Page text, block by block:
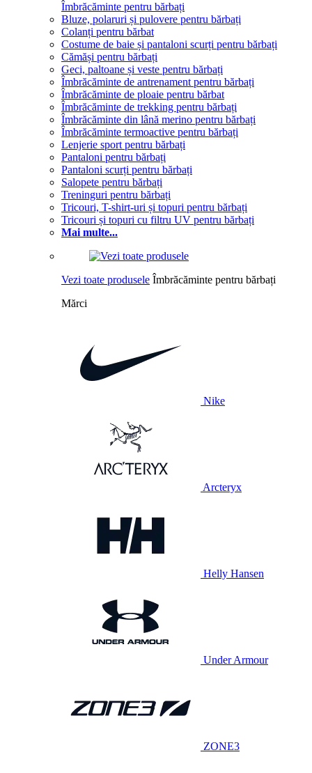
Îmbrăcăminte pentru bărbați
Bluze, polaruri și pulovere pentru bărbați
Colanți pentru bărbat
Costume de baie și pantaloni scurți pentru bărbați
Cămăși pentru bărbați
Geci, paltoane și veste pentru bărbați
Îmbrăcăminte de antrenament pentru bărbați
Îmbrăcăminte de ploaie pentru bărbat
Îmbrăcăminte de trekking pentru bărbați
Îmbrăcăminte din lână merino pentru bărbați
Îmbrăcăminte termoactive pentru bărbați
Lenjerie sport pentru bărbați
Pantaloni pentru bărbați
Pantaloni scurți pentru bărbați
Salopete pentru bărbați
Treninguri pentru bărbați
Tricouri, T-shirt-uri și topuri pentru bărbați
Tricouri și topuri cu filtru UV pentru bărbați
Mai multe...
Vezi toate produsele Îmbrăcăminte pentru bărbați
Mărci
Nike
Arcteryx
Helly Hansen
Under Armour
ZONE3